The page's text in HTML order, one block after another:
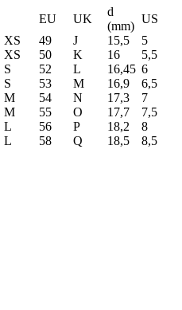
EU UK
d
(mm)
US
XS
49 J 15,5
5
XS
50 K 16
5,5
S
52 L 16,45 6
S
53 M 16,9
6,5
M
54 N 17,3
7
M
55 O 17,7
7,5
L
56 P 18,2
8
L
58 Q 18,5 8,5